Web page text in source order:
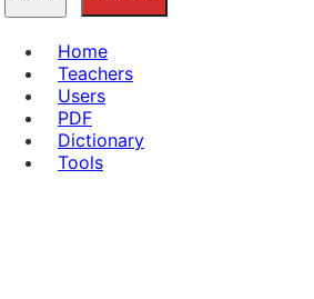
Home
Teachers
Users
PDF
Dictionary
Tools